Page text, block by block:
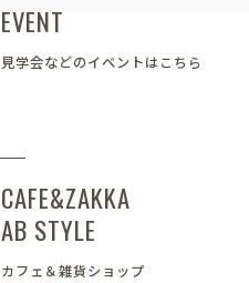
EVENT
見学会などのイベントはこちら
CAFE&ZAKKA
AB STYLE
カフェ＆雑貨ショップ